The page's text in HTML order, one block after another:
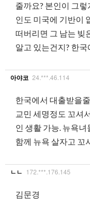
줄까요? 본인이 그
인도 미국에 기반이
떠버리면 그 남는 빚
알고 있는건지? 한
아야코 24.***.46.114
한국에서 대출받을
교민 세명정도 꼬셔
인 생활 가능. 뉴욕
함께 뉴욕 살자고 꼬
ㄴㄴ 172.***.176.145
김문경